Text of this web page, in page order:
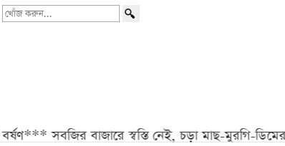
খোঁজ
সবজির বাজারে স্বস্তি নেই, চড়া মাছ-মুরগি-ডিমের দাম***